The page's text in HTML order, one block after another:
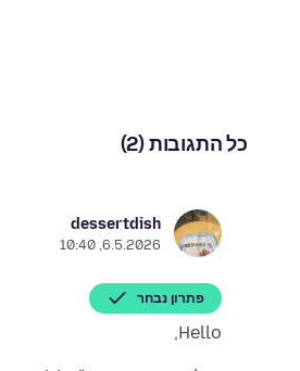
כל התגובות (2)
dessertdish
6.5.2026, 10:40
פתרון נבחר
Hello,